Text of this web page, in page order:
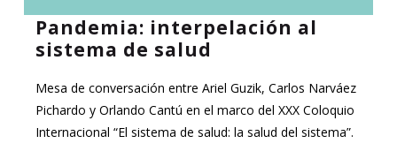
Pandemia: interpelación al
sistema de salud
Mesa de conversación entre Ariel Guzik, Carlos Narváez
Pichardo y Orlando Cantú en el marco del XXX Coloquio
Internacional “El sistema de salud: la salud del sistema”.